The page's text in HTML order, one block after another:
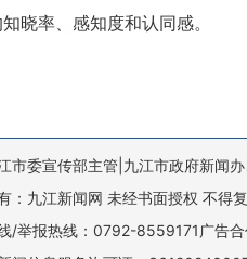
晓率、感知度和认同感。
市委宣传部主管|九江市政府新闻
：九江新闻网 未经书面授权 不得
/举报热线：0792-8559171广告